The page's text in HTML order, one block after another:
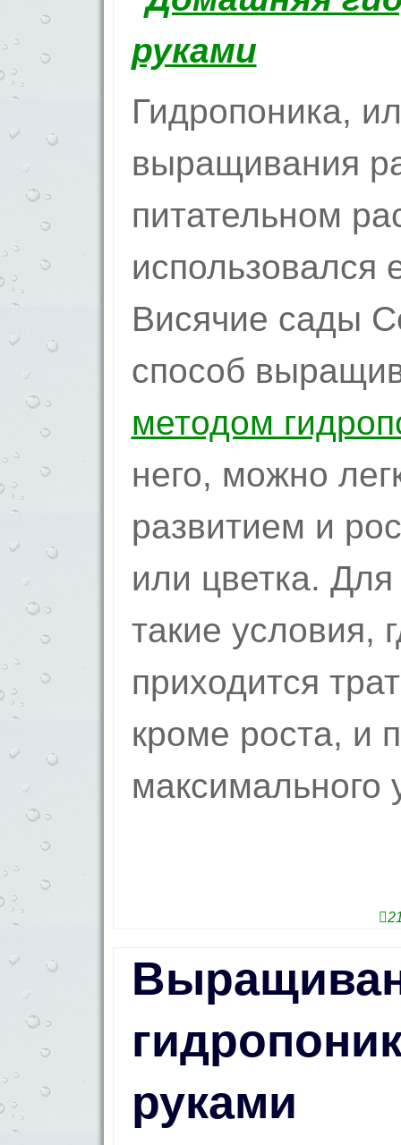
Гидропоника,
выращивания
питательном
использовался
Висячие сады
способ
методом
него, можно
развитием и
или цветка.
такие условия,
приходится
кроме роста, и
максимального
руками